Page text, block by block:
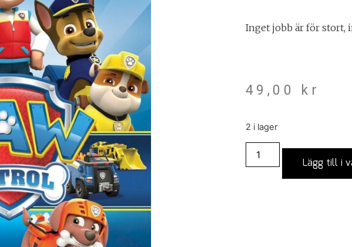
Inget jobb är för stort,
49,00 kr
2 i lager
Lägg till i